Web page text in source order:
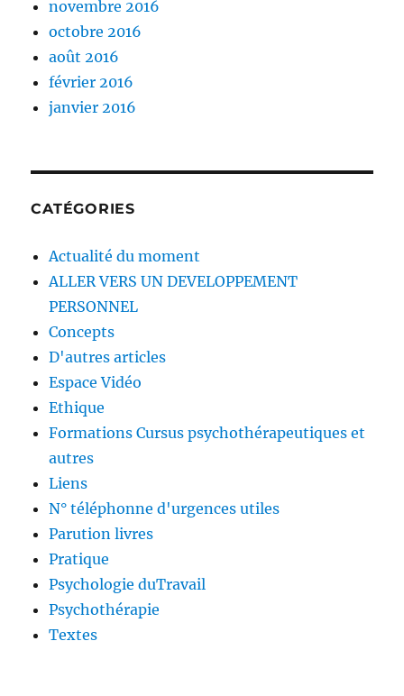
novembre 2016
octobre 2016
août 2016
février 2016
janvier 2016
CATÉGORIES
Actualité du moment
ALLER VERS UN DEVELOPPEMENT
PERSONNEL
Concepts
D'autres articles
Espace Vidéo
Ethique
Formations Cursus psychothérapeutiques et
autres
Liens
N° téléphonne d'urgences utiles
Parution livres
Pratique
Psychologie duTravail
Psychothérapie
Textes